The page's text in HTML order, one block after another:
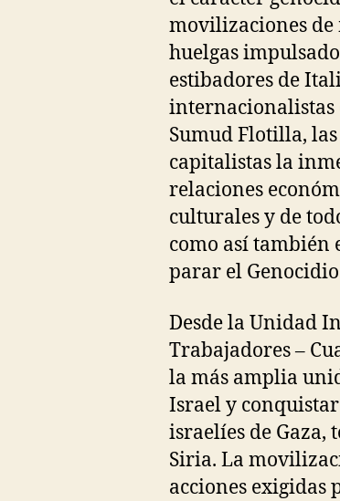
movilizaciones de
huelgas
estibadores de
internacionalistas
Sumud Flotilla,
capitalistas la
relaciones
culturales y de
como así también
parar el
Desde la Unidad
Trabajadores –
la más amplia
Israel y
israelíes de Gaza,
Siria. La
acciones exigidas